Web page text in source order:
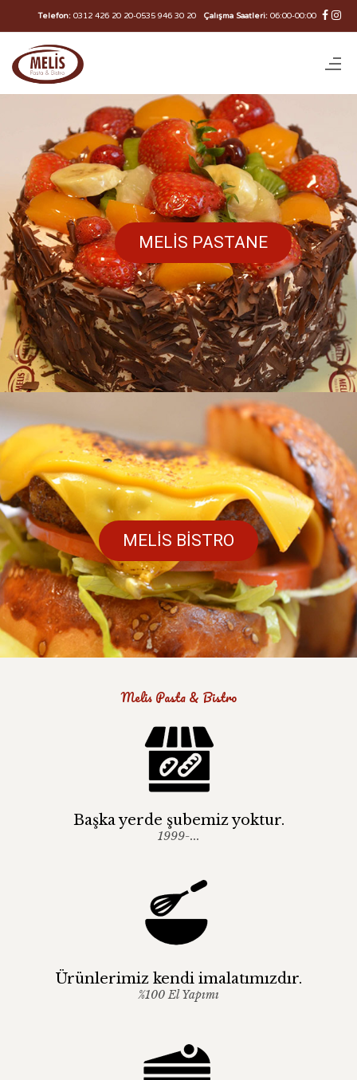
Telefon: 0312 426 20 20-0535 946 30 20 Çalışma Saatleri: 06:00-00:00
MELİS PASTANE
MELİS BİSTRO
Melis Pasta & Bistro
Başka yerde şubemiz yoktur.
1999-...
Ürünlerimiz kendi imalatımızdır.
%100 El Yapımı